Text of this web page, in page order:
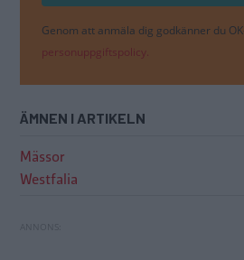
Genom att anmäla dig godkänner du
personuppgiftspolicy.
ÄMNEN I ARTIKELN
Mässor
Westfalia